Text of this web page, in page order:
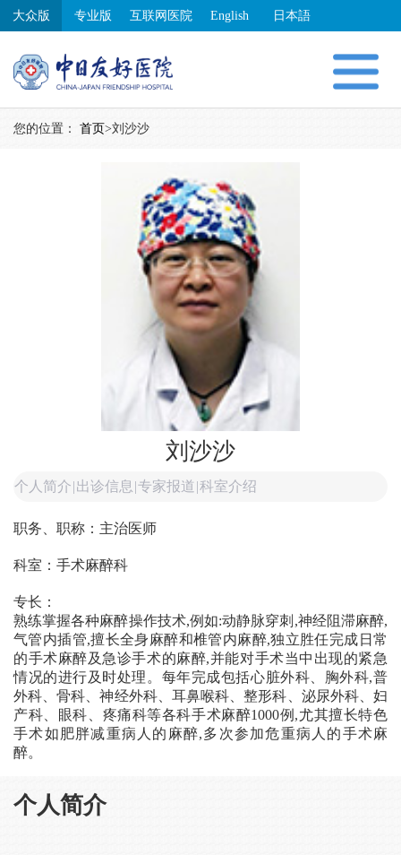
大众版 专业版 互联网医院 English 日本語
您的位置： 首页>刘沙沙
刘沙沙
个人简介 出诊信息 专家报道 科室介绍
职务、职称：主治医师
科室：手术麻醉科
专长：
熟练掌握各种麻醉操作技术,例如:动静脉穿刺,神经阻滞麻醉,
气管内插管,擅长全身麻醉和椎管内麻醉,独立胜任完成日常
的手术麻醉及急诊手术的麻醉,并能对手术当中出现的紧急
情况的进行及时处理。每年完成包括心脏外科、胸外科,普
外科、骨科、神经外科、耳鼻喉科、整形科、泌尿外科、妇
产科、眼科、疼痛科等各科手术麻醉1000例,尤其擅长特色
手术如肥胖减重病人的麻醉,多次参加危重病人的手术麻
醉。
个人简介